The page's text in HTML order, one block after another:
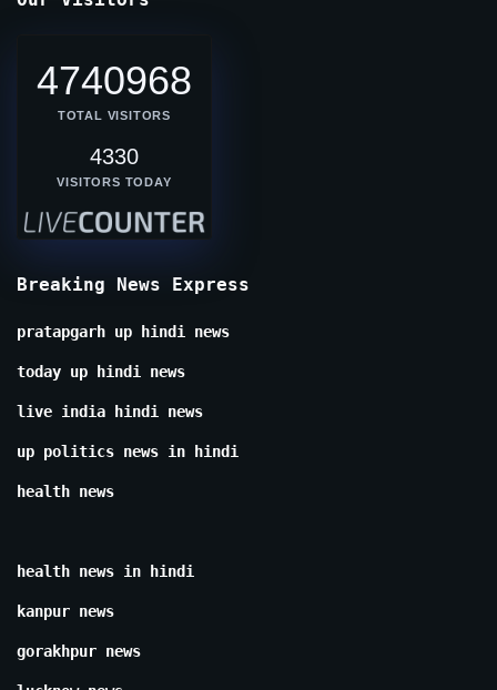
4740968
TOTAL VISITORS
4330
VISITORS TODAY
Breaking News Express
pratapgarh up hindi news
today up hindi news
live india hindi news
up politics news in hindi
health news
health news in hindi
kanpur news
gorakhpur news